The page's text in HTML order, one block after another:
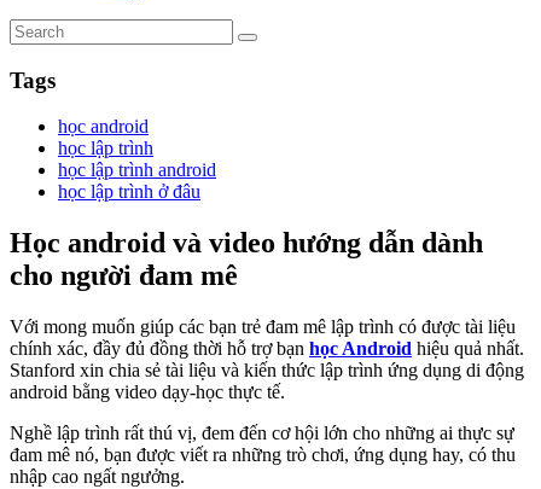
Tags
học android
học lập trình
học lập trình android
học lập trình ở đâu
Học android và video hướng dẫn dành
cho người đam mê
Với mong muốn giúp các bạn trẻ đam mê lập trình có được tài liệu
chính xác, đầy đủ đồng thời hỗ trợ bạn học Android hiệu quả nhất.
Stanford xin chia sẻ tài liệu và kiến thức lập trình ứng dụng di động
android bằng video dạy-học thực tế.
Nghề lập trình rất thú vị, đem đến cơ hội lớn cho những ai thực sự
đam mê nó, bạn được viết ra những trò chơi, ứng dụng hay, có thu
nhập cao ngất ngưởng.